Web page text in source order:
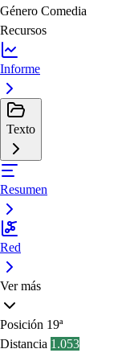
Género Comedia
Recursos
Informe
Texto
Resumen
Red
Ver más
Posición 19ª
Distancia 1.053